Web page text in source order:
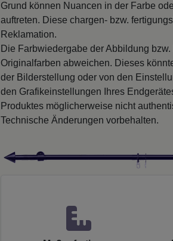
Grund können Nuancen in der Farbe
auftreten. Diese chargen- bzw.
Reklamation.
Die Farbwiedergabe der Abbildung
Originalfarben abweichen. Dieses
der Bilderstellung oder von den
den Grafikeinstellungen Ihres
Produktes möglicherweise nicht
Technische Änderungen vorbehalten.